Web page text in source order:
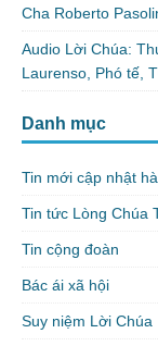
Cha Roberto
Audio Lời Chúa:
Laurenso, Phó tế,
Danh mục
Tin mới cập nhật
Tin tức Lòng Chúa
Tin cộng đoàn
Bác ái xã hội
Suy niệm Lời Chúa